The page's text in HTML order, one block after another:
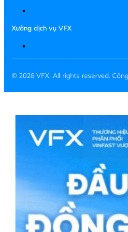
Xưởng dịch vụ VFX
© 2026 VFX. All rights reserved.